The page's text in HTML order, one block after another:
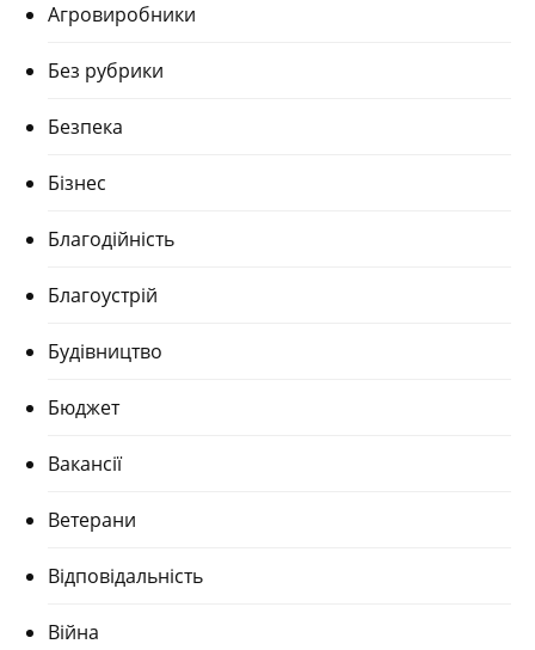
Агровиробники
Без рубрики
Безпека
Бізнес
Благодійність
Благоустрій
Будівництво
Бюджет
Вакансії
Ветерани
Відповідальність
Війна